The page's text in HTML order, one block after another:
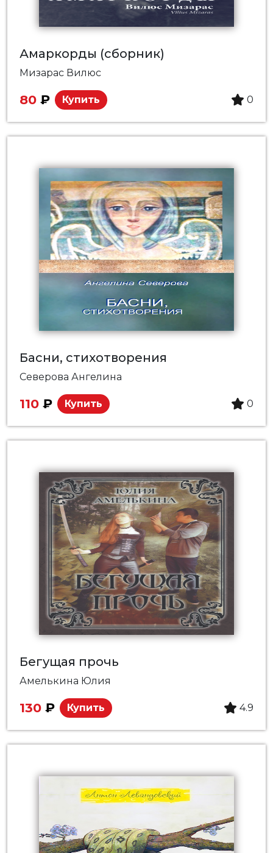
Амаркорды (сборник)
Мизарас Вилюс
80 ₽ Купить 0
Басни, стихотворения
Северова Ангелина
110 ₽ Купить 0
Бегущая прочь
Амелькина Юлия
130 ₽ Купить 4.9